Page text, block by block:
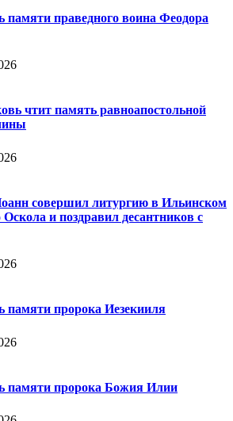
памяти праведного воина Феодора
чтит память равноапостольной
совершил литургию в Ильинском
и поздравил десантников с
памяти пророка Иезекииля
памяти пророка Божия Илии